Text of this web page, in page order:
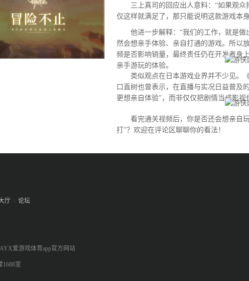
三上真司的回应出人意料：“如果观众
仅这样就满足了，那只能说明这款游戏本
他进一步解释：“我们的工作，就是做
然会想亲手体验、亲自打通的游戏。所以
频是否影响销量，最终责任仍在开发者
亲手游玩的体验。
类似观点在日本游戏业界并不少见。《
口直树也曾表示，在直播与实况日益普及
更想亲自体验”，而非仅仅把剧情当成影视
看完通关视频后，你是否还会想亲自玩
打”？欢迎在评论区聊聊你的看法！
厅 论坛
爱游戏体育app官方网站
1688室